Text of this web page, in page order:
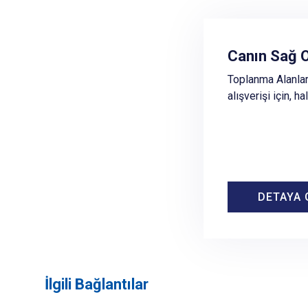
Toplanma
Afet ve acil
kadar geçecek
DETAYA
Canın Sağ
Toplanma
alışverişi için,
DETAYA
İlgili Bağlantılar